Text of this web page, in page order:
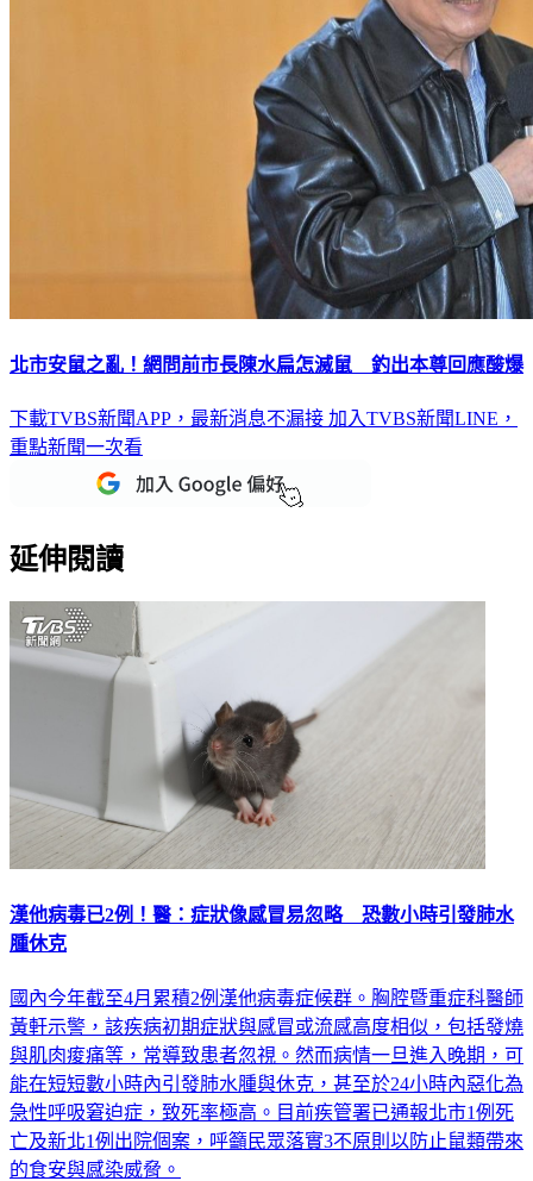
北市安鼠之亂！網問前市長陳水扁怎滅鼠 釣出本尊回應酸爆
下載TVBS新聞APP，最新消息不漏接 加入TVBS新聞LINE，
重點新聞一次看
延伸閱讀
漢他病毒已2例！醫：症狀像感冒易忽略 恐數小時引發肺水
腫休克
國內今年截至4月累積2例漢他病毒症候群。胸腔暨重症科醫師
黃軒示警，該疾病初期症狀與感冒或流感高度相似，包括發燒
與肌肉痠痛等，常導致患者忽視。然而病情一旦進入晚期，可
能在短短數小時內引發肺水腫與休克，甚至於24小時內惡化為
急性呼吸窘迫症，致死率極高。目前疾管署已通報北市1例死
亡及新北1例出院個案，呼籲民眾落實3不原則以防止鼠類帶來
的食安與感染威脅。